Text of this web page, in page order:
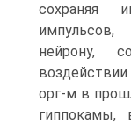
сохраняя
нейрону,
орг-м в
гиппокамы,